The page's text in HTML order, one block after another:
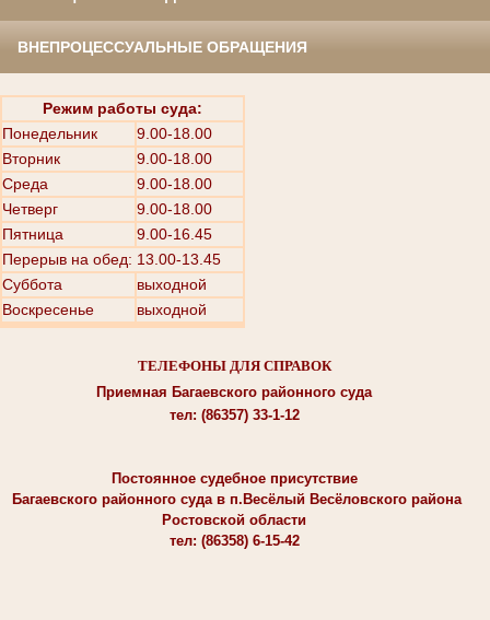
ВНЕПРОЦЕССУАЛЬНЫЕ ОБРАЩЕНИЯ
Режим работы суда:
Понедельник
9.00-18.00
Вторник
9.00-18.00
Среда
9.00-18.00
Четверг
9.00-18.00
Пятница
9.00-16.45
Перерыв на обед: 13.00-13.45
Суббота
выходной
Воскресенье
выходной
ТЕЛЕФОНЫ ДЛЯ СПРАВОК
Приемная Багаевского районного суда
тел: (86357) 33-1-12
Постоянное судебное присутствие
Багаевского районного суда в п.Весёлый Весёловского района
Ростовской области
тел: (86358) 6-15-42